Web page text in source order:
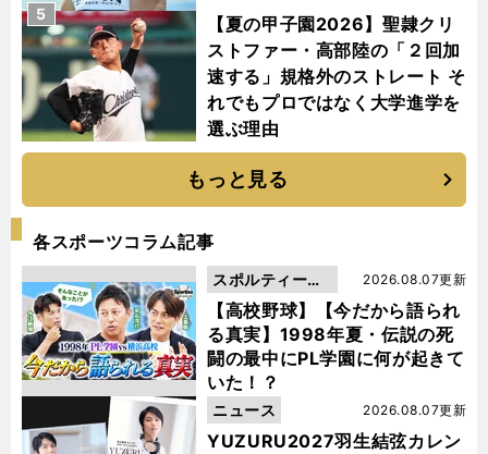
【夏の甲子園2026】聖隷クリ
ストファー・高部陸の「２回加
速する」規格外のストレート そ
れでもプロではなく大学進学を
選ぶ理由
5
もっと見る
各スポーツコラム記事
【高校野球】【今だから語られ
る真実】1998年夏・伝説の死
闘の最中にPL学園に何が起きて
いた！？
2026.08.07更新
スポルティーバ
動画
YUZURU2027羽生結弦カレン
2026.08.07更新
ニュース